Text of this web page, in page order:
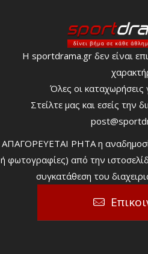
Η sportdrama.gr δεν είναι
Όλες οι καταχωρήσεις
Στείλτε μας και εσείς την
ΑΠΑΓΟΡΕΥΕΤΑΙ ΡΗΤΑ η
ή φωτογραφίες) από την
συγκατάθεση του